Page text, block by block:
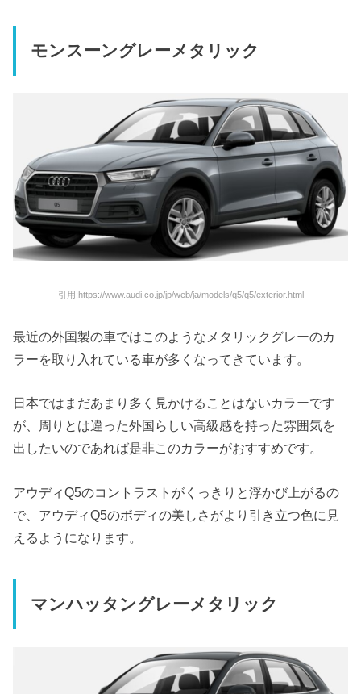
モンスーングレーメタリック
引用:https://www.audi.co.jp/jp/web/ja/models/q5/q5/exterior.html
最近の外国製の車ではこのようなメタリックグレーのカ
ラーを取り入れている車が多くなってきています。
日本ではまだあまり多く見かけることはないカラーです
が、周りとは違った外国らしい高級感を持った雰囲気を
出したいのであれば是非このカラーがおすすめです。
アウディQ5のコントラストがくっきりと浮かび上がるの
で、アウディQ5のボディの美しさがより引き立つ色に見
えるようになります。
マンハッタングレーメタリック